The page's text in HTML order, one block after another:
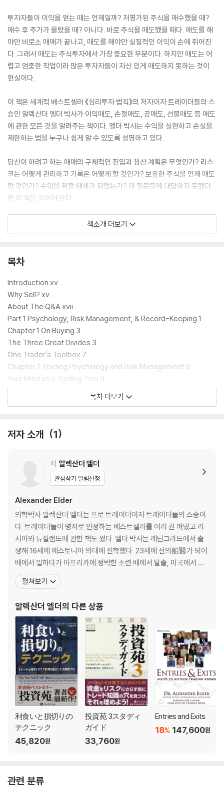
투자자들이 이익을 얻는 때는 언제일까? 저평가된 주식을 매수했을 때?
매수 후 주가가 올랐을 때? 아니다. 바로 주식을 매도했을 때다. 매도를 해
야만 비로소 매매가 끝나고, 매도를 해야만 실질적인 이익이 손에 쥐어진
다. 그래서 매도는 주식투자에서 가장 중요한 부분이다. 하지만 매도는 어
렵고 엄중한 작업이라 많은 투자자들이 자신 있게 매도하지 못하는 것이
현실이다.
이 책은 세계적 베스트셀러 《심리투자 법칙》의 저자이자 트레이더들의 스
승인 알렉산더 엘더 박사가 이익매도, 손절매도, 공매도, 선물매도 등 매도
에 관한 모든 것을 알려주는 책이다. 엘더 박사는 수익을 실현하고 손실을
제한하는 법을 누구나 쉽게 알 수 있도록 설명하고 있다.
당신이 하려고 하는 매매의 구체적인 진입과 청산 계획은 무엇인가? 리스
크는 어떻게 관리하고 기록은 어떻게 할 것인가? 보유한 주식을 언제 매도
할 것인가? 수익을 취할 태세가 되었는가? 이 질문들에 대답하지 못했다
면 이 책을 읽어야 한다.
A detailed look at one of the most underestimated aspec
ts of trading-selling
der explains how to exit a stock at the right time and how to in
eakness. Often overlooked, selling properly enables a trader t
o cut losses and maximize profits. Moreover, short selling in a
weak market can generate big profits and should be a part of
every trader's arsenal of tools. The new edition contains num
erous examples of short selling stocks from the 2008-2009 b
ear market, demonstrating very clearly why traders do thems
elves a disservice by only focusing on the long side. In additio
n, the new edition contains an extensive study guide to help r
eaders master the material prior to trading.
Elder shares real-world examples that show how to manage y
arket meltdown
swers and 17 chart studies
- Discusses the selling process from a variety of angles: tech
nical, fundamental, and psychological
- Explains how to maximize winnings in a profitable trade and
how to minimize losses when a trade doesn't go as planned
- Offers detailed guidance for traders of stocks, financial futu
res, commodities, and currencies
- Explains how to set profit targets and stop-loss orders prior
to entering any trade Other bestselling titles by Elder: Trading
for a Living, Come Into My Trading Room, and Entries and Exits
ful trading. The New Sell and Sell Short, Second Edition is the d
efinitive reference to this overlooked, but vitally important, as
pect of trading.
책소개 더보기
목차
Introduction xv
Why Sell? xv
About The Q&A xvii
Part 1 Psychology, Risk Management, & Record-Keeping 1
Chapter 1 On Buying 3
The Three Great Divides 3
One Trader's Toolbox 7
Chapter 2 Trading Psychology and Risk Management 9
Your Mind as a Trading Tool 9
Risk Control 11
Chapter 3 On Keeping Records 13
Trading Diary-Your Key to Lasting Success 16
Margret's Method-Put it on the Wall 24
How to Grade Your Performance 24
Two Types of Trading 26
Questions 29
Answers 45
Part 2 How to Sell 57
Chapter 4 Selling at a Target 61
Selling at a Moving Average 63
Selling at Envelopes or Channels 71
Chapter 5 Selling on a Stop 95
Market or Limit Orders 99
Hard and Soft Stops 101
A Bad Place 102
Reducing Slippage-Tighter By a Penny 109
Nic's Stop-Tighter By a Day 110
When to Use Wider Stops 117
Moving Stops 120
A Safezone Stop 123
Volatility-Drop Trailing Stops 124
Chapter 6 Selling ¿Engine Noise¿ 129
Weakening Momentum 130
An ¿Engine Noise¿ Exit from a Short-Term Trade 132
The Market Rings a Bell 143
Trading With the New High-New Low Index 148
목차 더보기
저자 소개 1
저 알렉산더 엘더
관심작가 알림신청
Alexander Elder
의학박사 알렉산더 엘더는 프로 트레이더이자 트레이더들의 스승이
다. 트레이더들이 명저로 인정하는 베스트셀러를 여러 권 펴냈고 러
시아와 뉴질랜드에 관한 책도 썼다. 엘더 박사는 레닌그라드에서 출
생해 16세에 에스토니아 의대에 진학했다. 23세에 선의船醫가 되어
배에서 일하다가 아프리카에 정박한 소련 배에서 탈출, 미국에서 정
치적 망명을 허가받았다. 뉴욕 시에서 정신과 전문의로 근무했고 컬
럼비아대학교에서 강의했다. 정신과 의사 경력 덕분에 트레이딩 심리
래하는 트레이더이지만 가르침을 쉬지 않고 있다. 미국과 해외에서
펼쳐보기
알렉산더 엘더의 다른 상품
利食いと損切りの
テクニック
45,820원
投資苑 3スタディ
ガイド
33,760원
Entries and Exits
147,600원
18%
관련 분류